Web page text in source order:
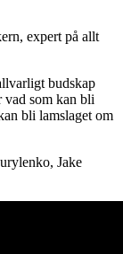
expert på allt
budskap
som kan bli
bli lamslaget om
Jake